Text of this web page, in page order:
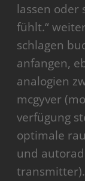
lassen oder
fühlt.“
schlagen
anfangen,
analogien
mcgyver
verfügung
optimale
und